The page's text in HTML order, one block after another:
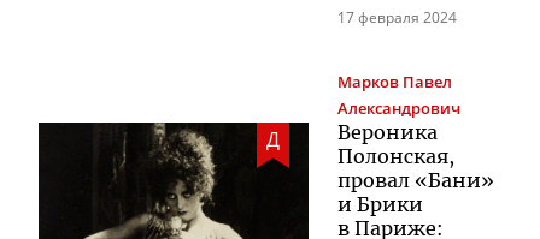
17 февраля 2024
Д
Марков Павел
Александрович
Вероника
Полонская,
провал «Бани»
и Брики
в Париже: